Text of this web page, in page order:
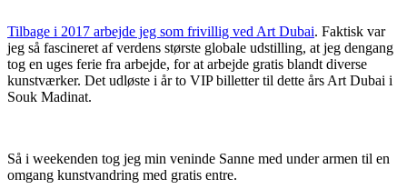
Tilbage i 2017 arbejde jeg som frivillig ved Art Dubai. Faktisk var
jeg så fascineret af verdens største globale udstilling, at jeg dengang
tog en uges ferie fra arbejde, for at arbejde gratis blandt diverse
kunstværker. Det udløste i år to VIP billetter til dette års Art Dubai i
Souk Madinat.
Så i weekenden tog jeg min veninde Sanne med under armen til en
omgang kunstvandring med gratis entre.